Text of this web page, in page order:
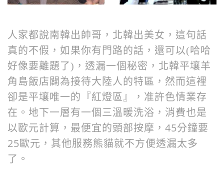
人家都說南韓出帥哥，北韓出美女，這句話
真的不假，如果你有門路的話，還可以(哈哈
好像要離題了)，透漏一個秘密， 北韓平壤羊
角島飯店闢為接待大陸人的特區，然而這裡
卻是平壤唯一的『紅燈區』，准許色情業存
在。 地下一層有一個三溫暖洗浴，消費也是
以歐元計算，最便宜的頭部按摩，45分鐘要
25歐元，其他服務熊貓就不方便透漏太多
了。